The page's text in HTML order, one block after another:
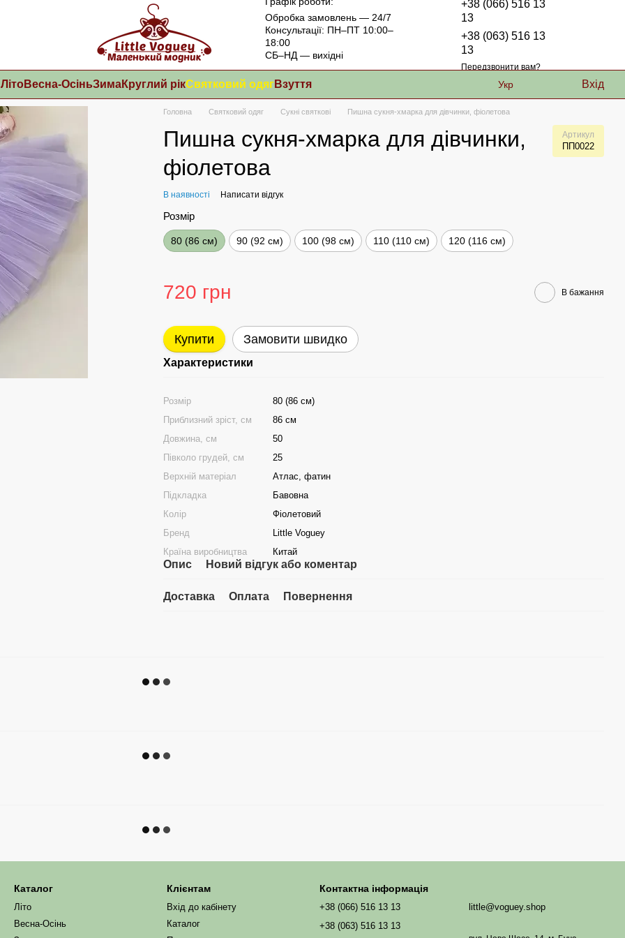
Обробка замовлень — 24/7
Консультації: ПН–ПТ 10:00–
18:00
СБ–НД — вихідні
+38 (066) 516 13
13
+38 (063) 516 13
13
Передзвонити вам?
ЛітоВесна-ОсіньЗимаКруглий рікСвятковий одягВзуття Укр Вхід
Головна Святковий одяг Сукні святкові Пишна сукня-хмарка для дівчинки, фіолетова
Пишна сукня-хмарка для дівчинки,
фіолетова
Артикул
ПП0022
В наявності Написати відгук
Розмір
80 (86 см) 90 (92 см) 100 (98 см) 110 (110 см) 120 (116 см)
720 грн В бажання
Купити Замовити швидко
Характеристики
Розмір
80 (86 см)
Приблизний зріст, см
86 см
Довжина, см
50
Півколо грудей, см
25
Верхній матеріал
Атлас, фатин
Підкладка
Бавовна
Колір
Фіолетовий
Бренд
Little Voguey
Країна виробництва
Китай
Опис Новий відгук або коментар
Доставка Оплата Повернення
Каталог
Літо
Весна-Осінь
Клієнтам
Вхід до кабінету
Каталог
Контактна інформація
+38 (066) 516 13 13
+38 (063) 516 13 13
little@voguey.shop